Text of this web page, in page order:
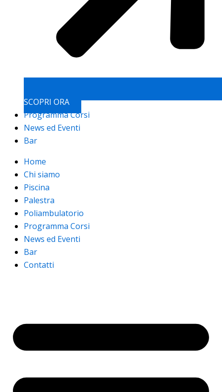
SCOPRI ORA
Programma Corsi
News ed Eventi
Bar
Home
Chi siamo
Piscina
Palestra
Poliambulatorio
Programma Corsi
News ed Eventi
Bar
Contatti